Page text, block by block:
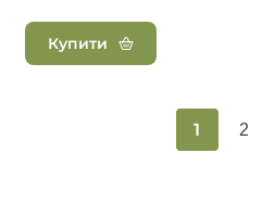
Купити
1 2